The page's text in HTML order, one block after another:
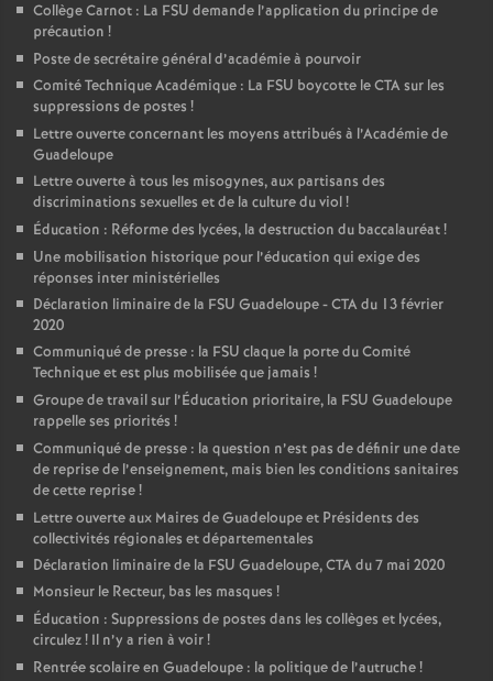
Collège Carnot : La FSU demande l’application du principe de
précaution !
Poste de secrétaire général d’académie à pourvoir
Comité Technique Académique : La FSU boycotte le CTA sur les
suppressions de postes !
Lettre ouverte concernant les moyens attribués à l’Académie de
Guadeloupe
Lettre ouverte à tous les misogynes, aux partisans des
discriminations sexuelles et de la culture du viol!
Éducation : Réforme des lycées, la destruction du baccalauréat!
Une mobilisation historique pour l’éducation qui exige des
réponses inter ministérielles
Déclaration liminaire de la FSU Guadeloupe - CTA du 13 février
2020
Communiqué de presse : la FSU claque la porte du Comité
Technique et est plus mobilisée que jamais !
Groupe de travail sur l’Éducation prioritaire, la FSU Guadeloupe
rappelle ses priorités !
Communiqué de presse : la question n’est pas de définir une date
de reprise de l’enseignement, mais bien les conditions sanitaires
de cette reprise!
Lettre ouverte aux Maires de Guadeloupe et Présidents des
collectivités régionales et départementales
Déclaration liminaire de la FSU Guadeloupe, CTA du 7 mai 2020
Monsieur le Recteur, bas les masques !
Éducation : Suppressions de postes dans les collèges et lycées,
circulez! Il n’y a rien à voir!
Rentrée scolaire en Guadeloupe : la politique de l’autruche!